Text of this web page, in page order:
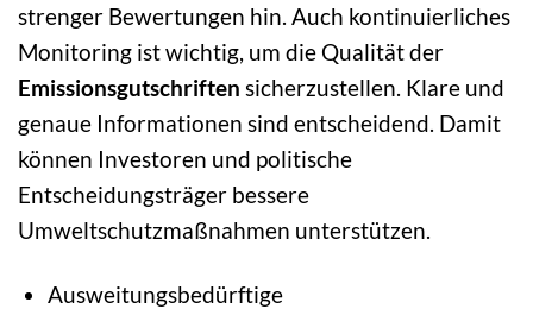
strenger Bewertungen hin. Auch kontinuierliches
Monitoring ist wichtig, um die Qualität der
Emissionsgutschriften sicherzustellen. Klare und
genaue Informationen sind entscheidend. Damit
können Investoren und politische
Entscheidungsträger bessere
Umweltschutzmaßnahmen unterstützen.
Ausweitungsbedürftige